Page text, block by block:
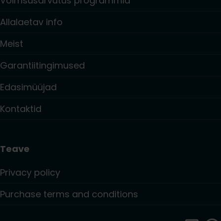
Allalaetav info
Meist
Garantiitingimused
Edasimüüjad
Kontaktid
Teave
Privacy policy
Purchase terms and conditions